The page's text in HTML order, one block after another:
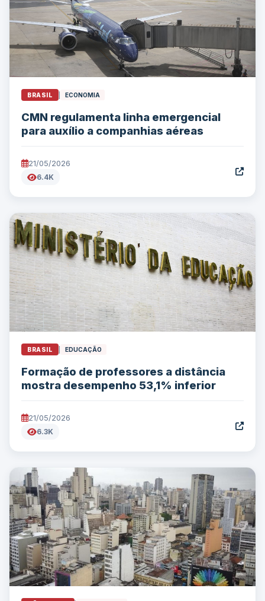
BRASIL ECONOMIA
CMN regulamenta linha emergencial
para auxílio a companhias aéreas
21/05/2026
6.4K
BRASIL EDUCAÇÃO
Formação de professores a distância
mostra desempenho 53,1% inferior
21/05/2026
6.3K